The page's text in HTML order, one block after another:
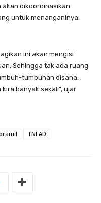
akan dikoordinasikan
untuk menanganinya.
ini akan mengisi
Sehingga tak ada ruang
tumbuhan disana.
banyak sekali”, ujar
TNI AD